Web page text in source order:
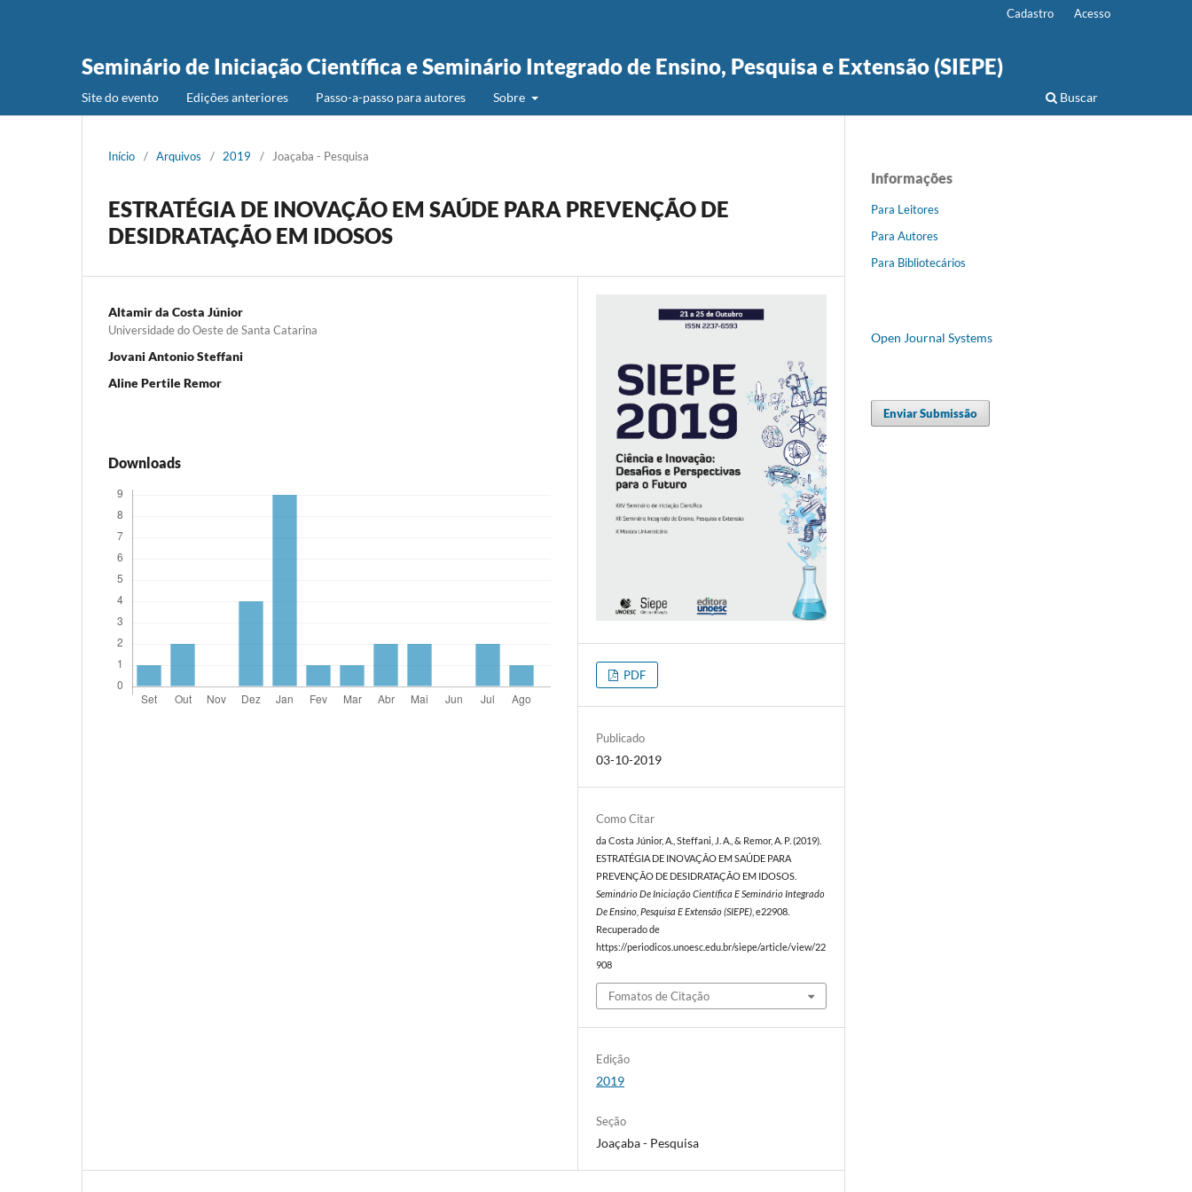
Seminário de Iniciação Científica e Seminário Integrado de Ensino, Pesquisa e Extensão (SIEPE)
Site do evento Edições anteriores Passo-a-passo para autores Sobre Buscar
Cadastro Acesso
Início / Arquivos / 2019 / Joaçaba - Pesquisa
ESTRATÉGIA DE INOVAÇÃO EM SAÚDE PARA PREVENÇÃO DE
DESIDRATAÇÃO EM IDOSOS
Altamir da Costa Júnior
Universidade do Oeste de Santa Catarina
Jovani Antonio Steffani
Aline Pertile Remor
Downloads
PDF
Publicado
03-10-2019
Como Citar
da Costa Júnior, A., Steffani, J. A., & Remor, A. P. (2019).
ESTRATÉGIA DE INOVAÇÃO EM SAÚDE PARA
PREVENÇÃO DE DESIDRATAÇÃO EM IDOSOS.
Seminário De Iniciação Científica E Seminário Integrado
De Ensino, Pesquisa E Extensão (SIEPE) , e22908.
Recuperado de
https://periodicos.unoesc.edu.br/siepe/article/view/22
908
Fomatos de Citação
Edição
2019
Seção
Joaçaba - Pesquisa
Informações
Para Leitores
Para Autores
Para Bibliotecários
Open Journal Systems
Enviar Submissão